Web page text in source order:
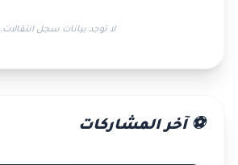
لا توجد بيانات سجل انتقالات.
⚽ آخر المشاركات